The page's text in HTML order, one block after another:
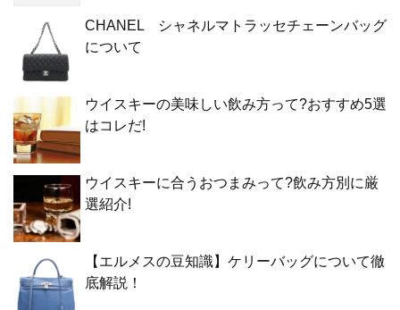
CHANEL シャネルマトラッセチェーンバッグ
について
ウイスキーの美味しい飲み方って?おすすめ5選
はコレだ!
ウイスキーに合うおつまみって?飲み方別に厳
選紹介!
【エルメスの豆知識】ケリーバッグについて徹
底解説！